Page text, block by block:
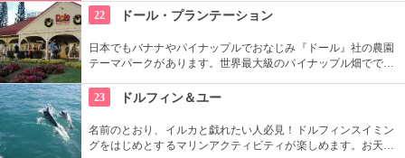
芝生エリアで無料のヨガレッスンも行っているので、初心者は
コチラもぜひ。
22 ドール・プランテーション
日本でもバナナやパイナップルでおなじみ『ドール』社の農園
テーマパークがあります。世界最大級のパイナップル畑ででき
めるアトラクションがあります。カワイイお土産もいっぱい。
23 ドルフィン＆ユー
名前のとおり、イルカと戯れたい人必見！ドルフィンスイミン
グをはじめとするマリンアクティビティが楽しめます。お天気